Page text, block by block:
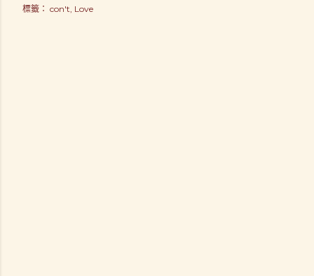
標籤： con't Love